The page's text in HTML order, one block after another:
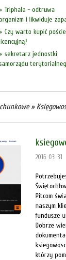
Triphala - odtruwa
i likwiduje
Czy warto kupić
sekretarz jednostki
»
2016-03-31
Pitcom
naszym
fundusze
Dobrze
którzy